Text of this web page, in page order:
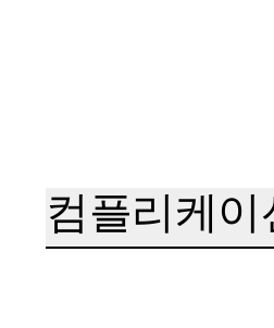
컴플리케이